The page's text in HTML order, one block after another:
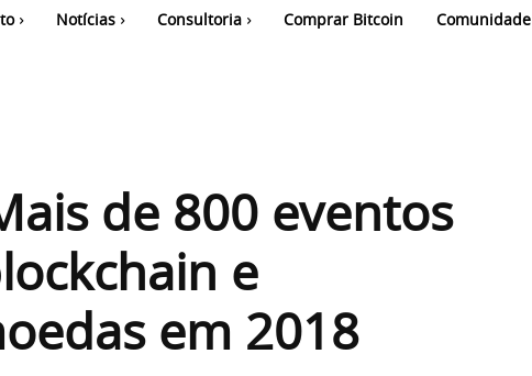
Notícias Consultoria Comprar Bitcoin Comunidade
de 800 eventos
e
em 2018